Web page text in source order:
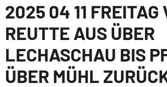
2025 04 11 FREITAG
REUTTE AUS ÜBER
LECHASCHAU BIS
ÜBER MÜHL